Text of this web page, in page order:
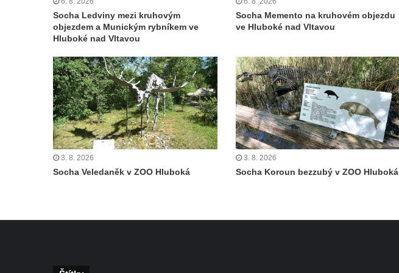
Sadech v Českých Budějovicích
Poslední dochovaný tramvajový sloup na
Pražské třídě v Českých Budějovicích
Socha Civilizovaní na Husově třídě v
Českých Budějovicích
Socha svatého Jana Nepomuckého Na
Sadech u Mlýnské stoky v Českých
Budějovicích
Sochy brouků u Mlýnské stoky v Českých
Budějovicích
Socha svatého Vincence Ferrerského na
Socha Ledviny mezi kruhovým
objezdem a Munickým rybníkem ve
Hluboké nad Vltavou
Socha Memento na kruhovém objezdu
ve Hluboké nad Vltavou
3. 8. 2026
Socha Veledaněk v ZOO Hluboká
3. 8. 2026
Socha Koroun bezzubý v ZOO Hluboká